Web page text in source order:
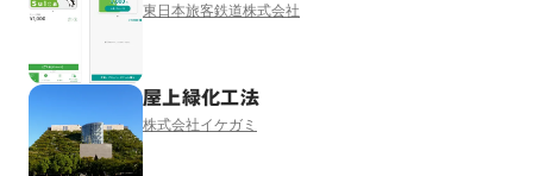
東日本旅客鉄道株式会社
屋上緑化工法
株式会社イケガミ